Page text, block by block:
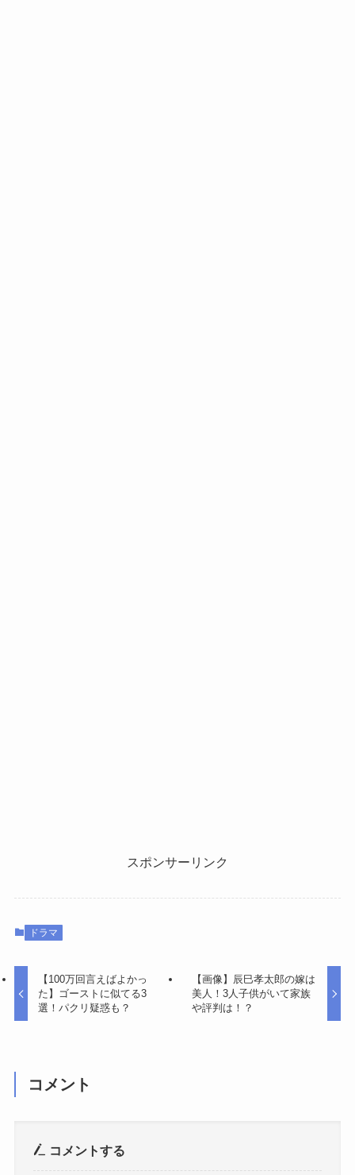
スポンサーリンク
ドラマ
【100万回言えばよかっ
た】ゴーストに似てる3
選！パクリ疑惑も？
【画像】辰巳孝太郎の嫁は
美人！3人子供がいて家族
や評判は！？
コメント
コメントする